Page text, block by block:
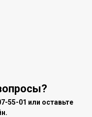
55-01 или оставьте